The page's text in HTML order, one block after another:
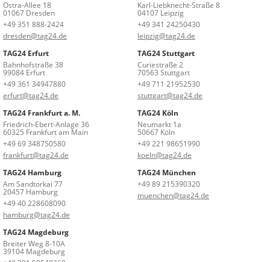
Ostra-Allee 18
01067 Dresden
+49 351 888-2424
dresden@tag24.de
Karl-Liebknecht-Straße 8
04107 Leipzig
+49 341 24250430
leipzig@tag24.de
TAG24 Erfurt
Bahnhofstraße 38
99084 Erfurt
+49 361 34947880
erfurt@tag24.de
TAG24 Stuttgart
Curiestraße 2
70563 Stuttgart
+49 711 21952530
stuttgart@tag24.de
TAG24 Frankfurt a. M.
Friedrich-Ebert-Anlage 36
60325 Frankfurt am Main
+49 69 348750580
frankfurt@tag24.de
TAG24 Köln
Neumarkt 1a
50667 Köln
+49 221 98651990
koeln@tag24.de
TAG24 Hamburg
Am Sandtorkai 77
20457 Hamburg
+49 40 228608090
hamburg@tag24.de
TAG24 München
+49 89 215390320
muenchen@tag24.de
TAG24 Magdeburg
Breiter Weg 8-10A
39104 Magdeburg